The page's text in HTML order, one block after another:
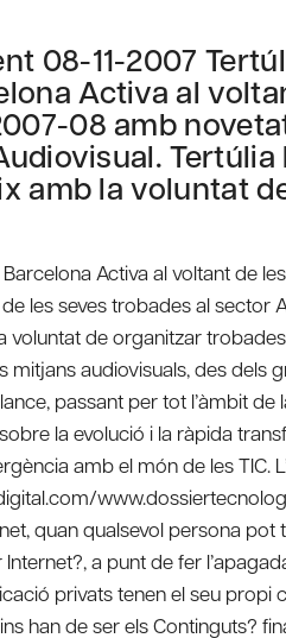
08-11-2007
Activa al
08 amb
amb la voluntat
Activa al voltant de
les seves trobades al sector
voluntat de organitzar
audiovisuals, des dels
passant per tot l’àmbit de
la evolució i la ràpida
amb el món de les TIC.
quan qualsevol persona
a punt de fer
privats tenen el seu propi
han de ser els Continguts?